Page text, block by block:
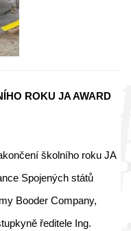
ROKU JA AWARD
školního roku JA
Spojených států
Booder Company,
ředitele Ing.